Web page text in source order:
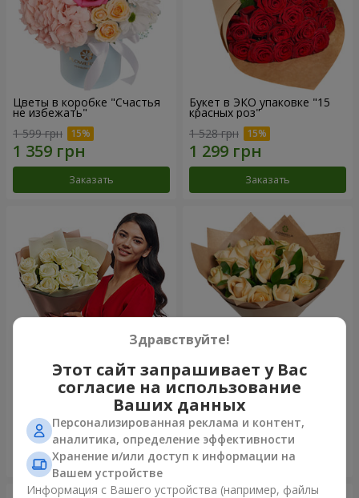
Цветы в коробке "Счастья
не избежать"
1 599 грн
Заказать
Букет в ЭКО упаковке "15
красных роз"
1 528 грн
Заказать
Авторский букет "11 белых
Заказать
Букет "15 кремовых роз!"
1 764 грн
Заказать
Здравствуйте!
Этот сайт запрашивает у Вас
согласие на использование
Ваших данных
Персонализированная реклама и контент,
аналитика, определение эффективности
Хранение и/или доступ к информации на
Вашем устройстве
Информация с Вашего устройства (например, файлы